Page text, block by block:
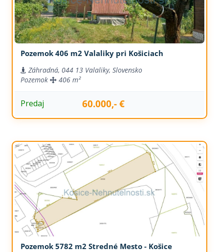
Pozemok 406 m2 Valaliky pri Košiciach
Záhradná, 044 13 Valaliky, Slovensko
Pozemok
406 m²
Predaj 60.000,- €
Pozemok 5782 m2 Stredné Mesto - Košice